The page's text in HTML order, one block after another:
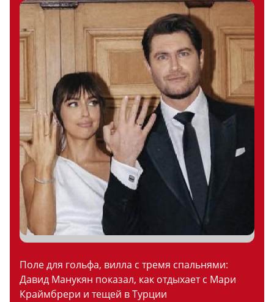
Поле для гольфа, вилла с тремя спальнями:
Давид Манукян показал, как отдыхает с Мари
Краймбрери и тещей в Турции